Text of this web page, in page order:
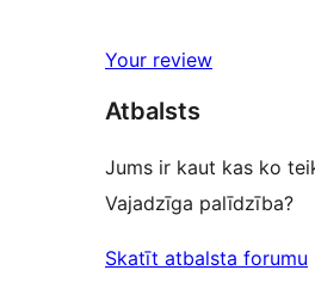
star
Your review
Atbalsts
Jums ir kaut kas ko
Vajadzīga palīdzība?
Skatīt atbalsta forumu